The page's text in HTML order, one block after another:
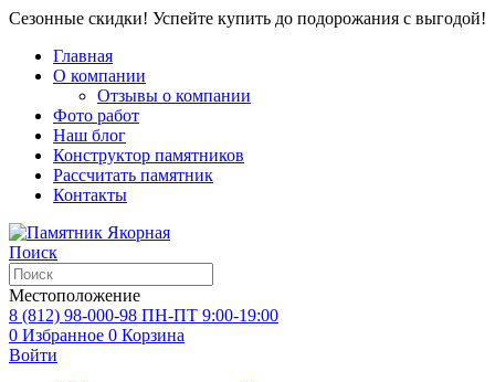
Сезонные скидки! Успейте купить до подорожания с выгодой!
Главная
О компании
Отзывы о компании
Фото работ
Наш блог
Конструктор памятников
Рассчитать памятник
Контакты
Поиск
Местоположение
8 (812) 98-000-98 ПН-ПТ 9:00-19:00
0 Избранное 0 Корзина
Войти